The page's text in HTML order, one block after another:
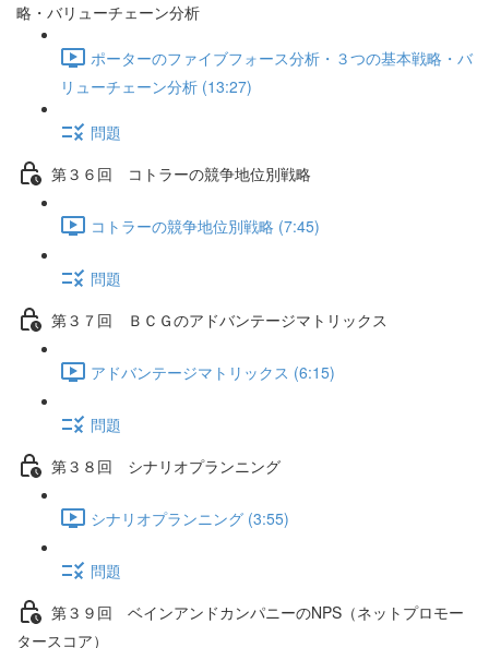
略・バリューチェーン分析
ポーターのファイブフォース分析・３つの基本戦略・バ
リューチェーン分析 (13:27)
問題
第３６回 コトラーの競争地位別戦略
コトラーの競争地位別戦略 (7:45)
問題
第３７回 ＢＣＧのアドバンテージマトリックス
アドバンテージマトリックス (6:15)
問題
第３８回 シナリオプランニング
シナリオプランニング (3:55)
問題
第３９回 ベインアンドカンパニーのNPS（ネットプロモー
タースコア）